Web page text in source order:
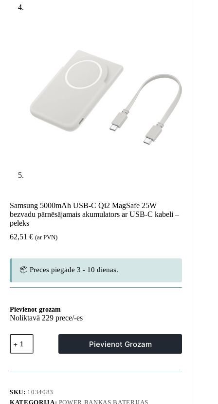
Samsung 5000mAh USB-C Qi2 MagSafe 25W
bezvadu pārnēsājamais akumulators ar USB-C kabeli –
pelēks
62,51 € (ar PVN)
📦 Preces piegāde 3 - 10 dienas.
Pievienot grozam
Noliktavā 229 prece/-es
Samsung
5000mAh
USB-
Qi2
bezvadu
Pievienot Grozam
SKU: 1034083
KATEGORIJA: POWER BANKAS BATERIJAS